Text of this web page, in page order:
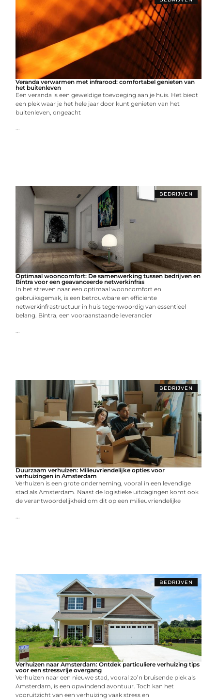
Veranda verwarmen met infrarood: comfortabel genieten van
het buitenleven
Een veranda is een geweldige toevoeging aan je huis. Het biedt
een plek waar je het hele jaar door kunt genieten van het
buitenleven, ongeacht
...
BEDRIJVEN
Optimaal wooncomfort: De samenwerking tussen bedrijven en
Bintra voor een geavanceerde netwerkinfras
In het streven naar een optimaal wooncomfort en
gebruiksgemak, is een betrouwbare en efficiënte
netwerkinfrastructuur in huis tegenwoordig van essentieel
belang. Bintra, een vooraanstaande leverancier
...
BEDRIJVEN
Duurzaam verhuizen: Milieuvriendelijke opties voor
verhuizingen in Amsterdam
Verhuizen is een grote onderneming, vooral in een levendige
stad als Amsterdam. Naast de logistieke uitdagingen komt ook
de verantwoordelijkheid om dit op een milieuvriendelijke
...
BEDRIJVEN
Verhuizen naar Amsterdam: Ontdek particuliere verhuizing tips
voor een stressvrije overgang
Verhuizen naar een nieuwe stad, vooral zo’n bruisende plek als
Amsterdam, is een opwindend avontuur. Toch kan het
vooruitzicht van een verhuizing vaak stress en